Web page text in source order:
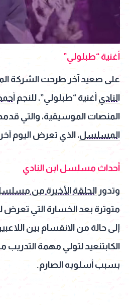
أغنية “طبلولي”
على صعيد آخر طرحت الشركة
النادي أغنية “طبلولي”، للنجم
المنصات الموسيقية، والتي
المسلسل، الذي تعرض اليوم
أحداث مسلسل ابن النادي
وتدورالحلقة الأخيرة من
متوترة بعد الخسارة التي تعرض
إلى حالة من الانقسام بين
الكابتنعيد لتولي مهمة
بسبب أسلوبه الصارم.